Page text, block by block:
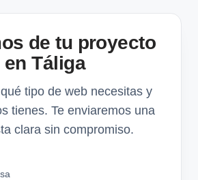
de tu proyecto
en Táliga
tipo de web necesitas y
tienes. Te enviaremos una
clara sin compromiso.